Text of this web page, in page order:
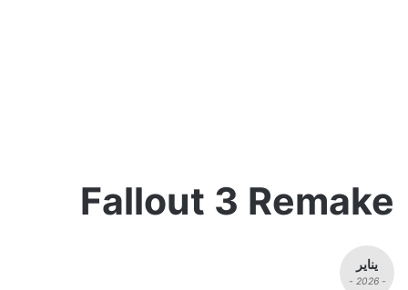
Fallout 3 Remake
يناير
- 2026 -